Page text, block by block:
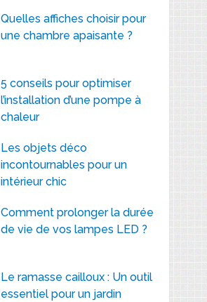
Quelles affiches choisir pour
une chambre apaisante ?
5 conseils pour optimiser
l’installation d’une pompe à
chaleur
Les objets déco
incontournables pour un
intérieur chic
Comment prolonger la durée
de vie de vos lampes LED ?
Le ramasse cailloux : Un outil
essentiel pour un jardin